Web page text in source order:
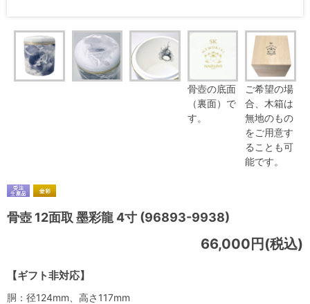
骨壺の底面
（裏面）で
す。
ご希望の場
合、木箱は
無地のもの
をご用意す
ることも可
能です。
骨壺 12面取 墨彩龍 4寸 (96893-9938)
【ギフト非対応】
66,000円(税込)
胴：径124mm、高さ117mm